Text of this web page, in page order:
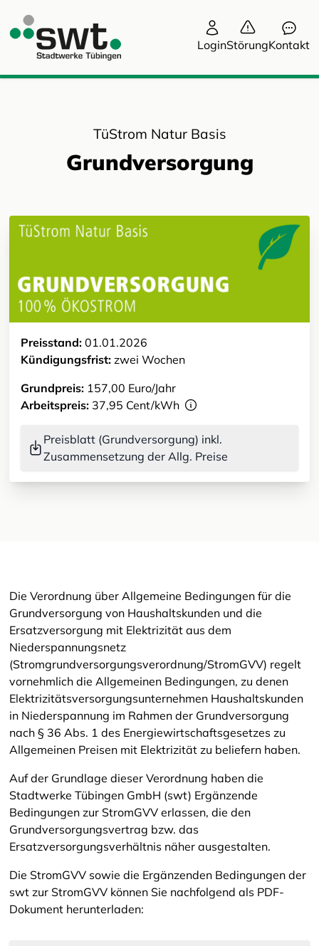
LoginStörungKontakt
TüStrom Natur Basis
Grundversorgung
Preisstand:01.01.2026
Kündigungsfrist: zwei Wochen
Grundpreis:157,00 Euro/Jahr
Arbeitspreis: 37,95 Cent/kWh
Preisblatt (Grundversorgung) inkl.
Zusammensetzung der Allg. Preise
Die Verordnung über Allgemeine Bedingungen für die
Grundversorgung von Haushaltskunden und die
Ersatzversorgung mit Elektrizität aus dem
Niederspannungsnetz
(Stromgrundversorgungsverordnung/StromGVV) regelt
vornehmlich die Allgemeinen Bedingungen, zu denen
Elektrizitätsversorgungsunternehmen Haushaltskunden
in Niederspannung im Rahmen der Grundversorgung
nach § 36 Abs. 1 des Energiewirtschaftsgesetzes zu
Allgemeinen Preisen mit Elektrizität zu beliefern haben.
Auf der Grundlage dieser Verordnung haben die
Stadtwerke Tübingen GmbH (swt) Ergänzende
Bedingungen zur StromGVV erlassen, die den
Grundversorgungsvertrag bzw. das
Ersatzversorgungsverhältnis näher ausgestalten.
Die StromGVV sowie die Ergänzenden Bedingungen der
swt zur StromGVV können Sie nachfolgend als PDF-
Dokument herunterladen: